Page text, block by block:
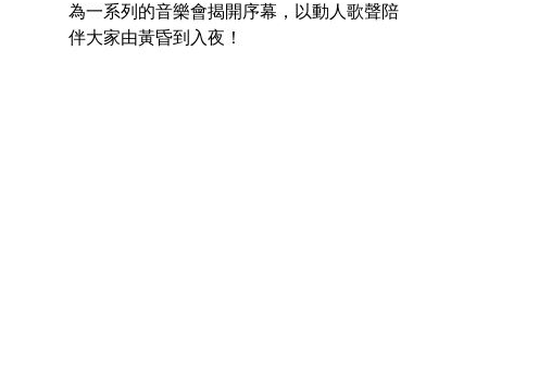
為一系列的音樂會揭開序幕，以動人歌聲陪
伴大家由黃昏到入夜！